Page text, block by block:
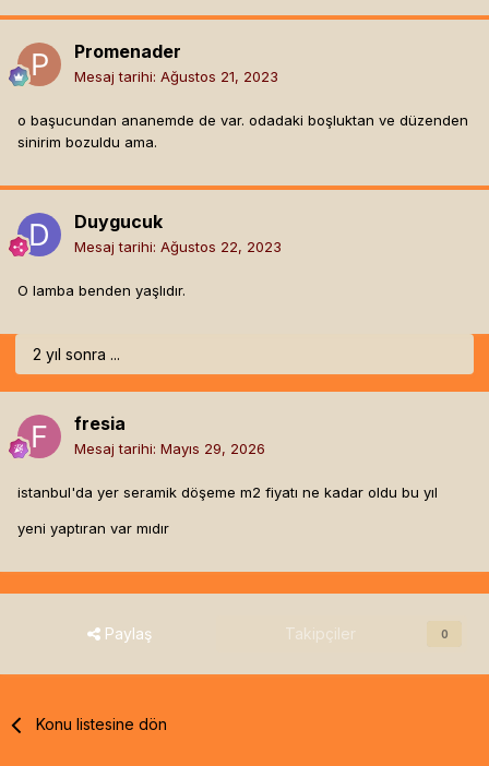
Promenader
Mesaj tarihi: Ağustos 21, 2023
o başucundan ananemde de var. odadaki boşluktan ve düzenden
sinirim bozuldu ama.
Duygucuk
Mesaj tarihi: Ağustos 22, 2023
O lamba benden yaşlıdır.
2 yıl sonra ...
fresia
Mesaj tarihi: Mayıs 29, 2026
istanbul'da yer seramik döşeme m2 fiyatı ne kadar oldu bu yıl
yeni yaptıran var mıdır
Paylaş Takipçiler 0
Konu listesine dön